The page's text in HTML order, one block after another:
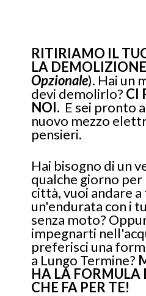
RITIRIAMO IL
LA DEMOLIZIONE
Opzionale). Hai un
devi demolirlo? CI
NOI. E sei pronto
nuovo mezzo
pensieri.
Hai bisogno di un
qualche giorno
città, vuoi andare a
un'endurata con i
senza moto?
impegnarti
preferisci una
a Lungo Termine?
HA LA FORMULA
CHE FA PER TE!